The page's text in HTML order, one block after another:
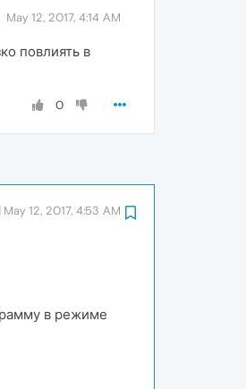
May 12, 2017, 4:14 AM
повлиять в
0
May 12, 2017, 4:53 AM
в режиме